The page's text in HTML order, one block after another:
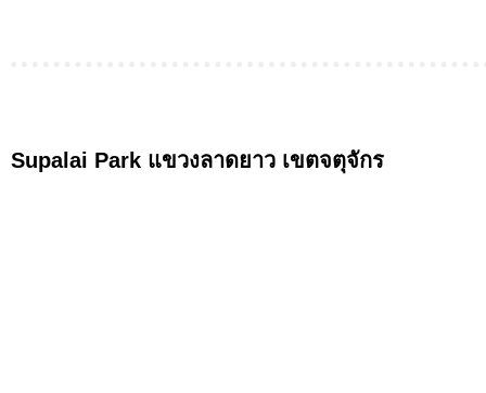
Supalai Park แขวงลาดยาว เขตจตุจักร